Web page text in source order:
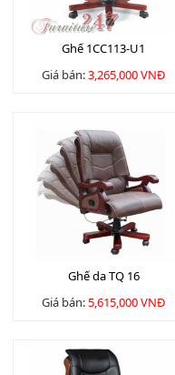
Ghế 1CC113-U1
Giá bán:3,265,000 VNĐ
Ghế da TQ 16
Giá bán:5,615,000 VNĐ